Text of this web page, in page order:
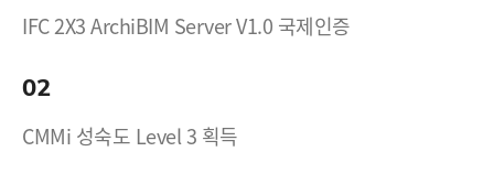
IFC 2X3 ArchiBIM Server V1.0 국제인증
02
CMMi 성숙도 Level 3 획득